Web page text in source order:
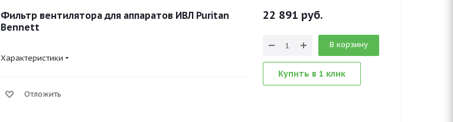
Фильтр вентилятора для аппаратов ИВЛ Puritan
Bennett
Характеристики
Отложить
22 891 руб.
В корзину
Купить в 1 клик